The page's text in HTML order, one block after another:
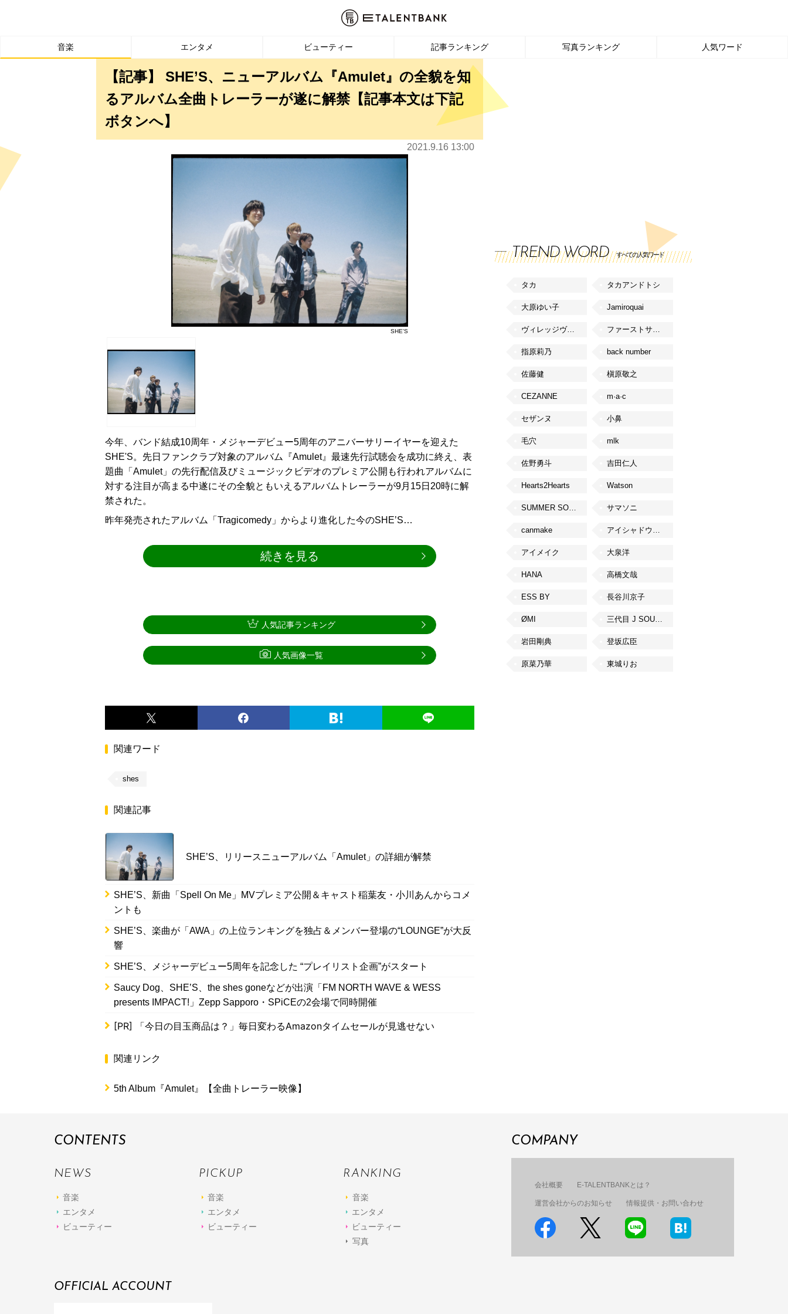
音楽 エンタメ ビューティー 記事ランキング 写真ランキング 人気ワード
【記事】 SHE’S、ニューアルバム『Amulet』の全貌を知
るアルバム全曲トレーラーが遂に解禁【記事本文は下記
ボタンへ】
2021.9.16 13:00
SHE'S
今年、バンド結成10周年・メジャーデビュー5周年のアニバーサリーイヤーを迎えた
SHE'S。先日ファンクラブ対象のアルバム『Amulet』最速先行試聴会を成功に終え、表
題曲「Amulet」の先行配信及びミュージックビデオのプレミア公開も行われアルバムに
対する注目が高まる中遂にその全貌ともいえるアルバムトレーラーが9月15日20時に解
禁された。
昨年発売されたアルバム「Tragicomedy」からより進化した今のSHE’S…
続きを見る
関連ワード
shes
関連記事
SHE’S、リリースニューアルバム「Amulet」の詳細が解禁
SHE’S、新曲「Spell On Me」MVプレミア公開＆キャスト稲葉友・小川あんからコメ
ントも
SHE’S、楽曲が「AWA」の上位ランキングを独占＆メンバー登場の“LOUNGE”が大反
響
SHE’S、メジャーデビュー5周年を記念した “プレイリスト企画”がスタート
Saucy Dog、SHE’S、the shes goneなどが出演「FM NORTH WAVE & WESS
presents IMPACT!」Zepp Sapporo・SPiCEの2会場で同時開催
[PR] 「今日の目玉商品は？」毎日変わるAmazonタイムセールが見逃せない
関連リンク
5th Album『Amulet』【全曲トレーラー映像】
人気記事ランキング
人気画像一覧
TREND WORD すべての人気ワード
タカ タカアンドトシ
大原ゆい子 Jamiroquai
ヴィレッジヴァンガード ファーストサマーウイカ
指原莉乃 back number
佐藤健 槇原敬之
CEZANNE m·a·c
セザンヌ 小鼻
毛穴 mlk
佐野勇斗 吉田仁人
Hearts2Hearts Watson
SUMMER SONIC サマソニ
canmake アイシャドウベース
アイメイク 大泉洋
HANA 高橋文哉
ESS BY 長谷川京子
ØMI 三代目 J SOUL BROTHERS from EXILE TRIBE
岩田剛典 登坂広臣
原菜乃華 東城りお
CONTENTS
NEWS
音楽
エンタメ
ビューティー
PICKUP
音楽
エンタメ
ビューティー
RANKING
音楽
エンタメ
ビューティー
写真
COMPANY
会社概要 E-TALENTBANKとは？
運営会社からのお知らせ 情報提供・お問い合わせ
OFFICIAL ACCOUNT